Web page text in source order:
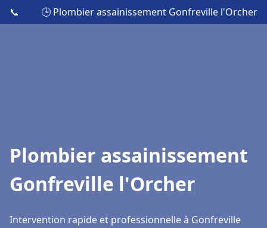
📞 🕒 Plombier assainissement Gonfreville l'Orcher
Plombier assainissement
Gonfreville l'Orcher
Intervention rapide et professionnelle à Gonfreville